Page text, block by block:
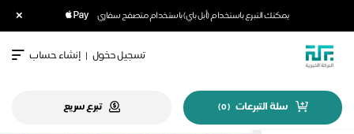
يمكنك التبرع باستخدام (أبل باي) باستخدام متصفح سفاري ×
تسجيل دخول | إنشاء حساب
سلة التبرعات (
0
) تبرع سريع